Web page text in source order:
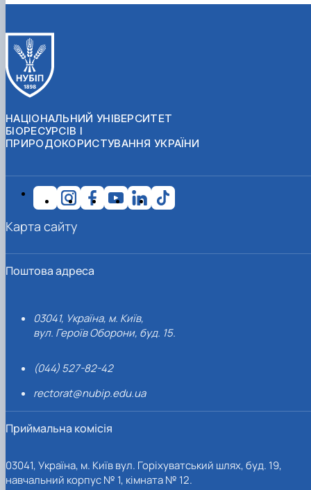
НАЦІОНАЛЬНИЙ УНІВЕРСИТЕТ
БІОРЕСУРСІВ І
ПРИРОДОКОРИСТУВАННЯ УКРАЇНИ
Поштова адреса
03041, Україна, м. Київ,
вул. Героїв Оборони, буд. 15.
(044) 527-82-42
rectorat@nubip.edu.ua
Приймальна комісія
03041, Україна, м. Київ вул. Горіхуватський шлях, буд. 19,
навчальний корпус № 1, кімната № 12.
Карта сайту